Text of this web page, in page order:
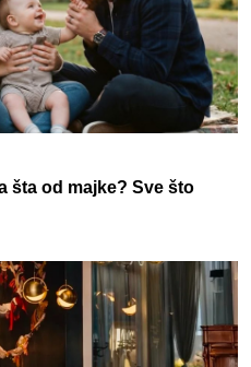
šta od majke? Sve što